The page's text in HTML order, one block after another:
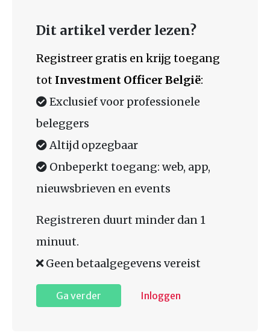
Dit artikel verder lezen?
Registreer gratis en krijg toegang
tot Investment Officer België:
Exclusief voor professionele
beleggers
Altijd opzegbaar
Onbeperkt toegang: web, app,
nieuwsbrieven en events
Registreren duurt minder dan 1
minuut.
Geen betaalgegevens vereist
Ga verder Inloggen